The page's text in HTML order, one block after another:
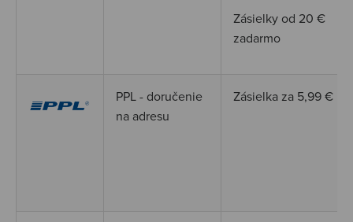
Zásielky od 20 €
zadarmo
PPL - doručenie
na adresu
Zásielka za 5,99 €